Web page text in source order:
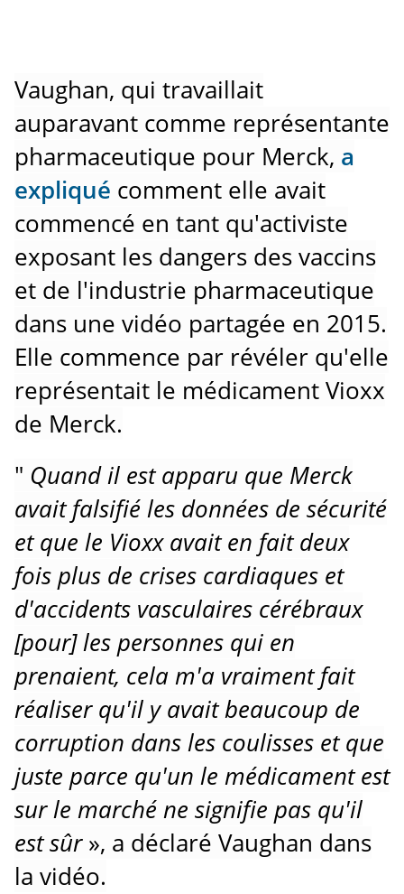
Vaughan, qui travaillait
auparavant comme représentante
pharmaceutique pour Merck, a
expliqué comment elle avait
commencé en tant qu'activiste
exposant les dangers des vaccins
et de l'industrie pharmaceutique
dans une vidéo partagée en 2015.
Elle commence par révéler qu'elle
représentait le médicament Vioxx
de Merck.
" Quand il est apparu que Merck
avait falsifié les données de sécurité
et que le Vioxx avait en fait deux
fois plus de crises cardiaques et
d'accidents vasculaires cérébraux
[pour] les personnes qui en
prenaient, cela m'a vraiment fait
réaliser qu'il y avait beaucoup de
corruption dans les coulisses et que
juste parce qu'un le médicament est
sur le marché ne signifie pas qu'il
est sûr», a déclaré Vaughan dans
la vidéo.